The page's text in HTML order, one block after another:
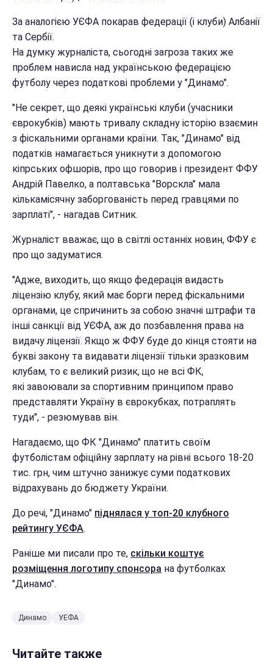
За аналогією УЄФА покарав федерації (і клуби) Албанії
та Сербії.
На думку журналіста, сьогодні загроза таких же
проблем нависла над українською федерацією
футболу через податкові проблеми у "Динамо".
"Не секрет, що деякі українські клуби (учасники
єврокубків) мають тривалу складну історію взаємин
з фіскальними органами країни. Так, "Динамо" від
податків намагається уникнути з допомогою
кіпрських офшорів, про що говорив і президент ФФУ
Андрій Павелко, а полтавська "Ворскла" мала
кількамісячну заборгованість перед гравцями по
зарплаті", - нагадав Ситник.
Журналіст вважає, що в світлі останніх новин, ФФУ є
про що задуматися.
"Адже, виходить, що якщо федерація видасть
ліцензію клубу, який має борги перед фіскальними
органами, це спричинить за собою значні штрафи та
інші санкції від УЄФА, аж до позбавлення права на
видачу ліцензії. Якщо ж ФФУ буде до кінця стояти на
букві закону та видавати ліцензії тільки зразковим
клубам, то є великий ризик, що не всі ФК,
які завоювали за спортивним принципом право
представляти Україну в єврокубках, потраплять
туди", - резюмував він.
Нагадаємо, що ФК "Динамо" платить своїм
футболістам офіційну зарплату на рівні всього 18-20
тис. грн, чим штучно занижує суми податкових
відрахувань до бюджету України.
До речі, "Динамо" піднялася у топ-20 клубного
рейтингу УЄФА.
Раніше ми писали про те, скільки коштує
розміщення логотипу спонсора на футболках
"Динамо".
Динамо УЕФА
Читайте также